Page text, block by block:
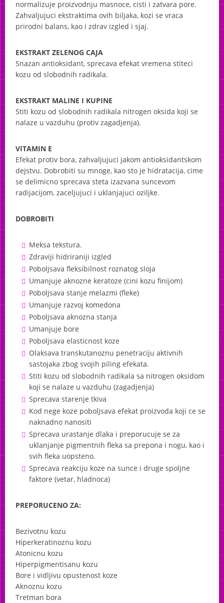
normalizuje proizvodnju masnoce, cisti i zatvara pore.
Zahvaljujuci ekstraktima ovih biljaka, kozi se vraca
prirodni balans, kao i zdrav izgled i sjaj.
EKSTRAKT ZELENOG CAJA
Snazan antioksidant, sprecava efekat vremena stiteci
kozu od slobodnih radikala.
EKSTRAKT MALINE I KUPINE
Stiti kozu od slobodnih radikala nitrogen oksida koji se
nalaze u vazduhu (protiv zagadjenja).
VITAMIN E
Efekat protiv bora, zahvaljujuci jakom antioksidantskom
dejstvu. Dobrobiti su mnoge, kao sto je hidratacija, cime
se delimicno sprecava steta izazvana suncevom
radijacijom, zaceljujuci i uklanjajuci oziljke.
DOBROBITI
Meksa tekstura.
Zdraviji hidriraniji izgled
Poboljsava fleksibilnost roznatog sloja
Umanjuje aknozne keratoze (cini kozu finijom)
Poboljsava stanje melazmi (fleke)
Umanjuje razvoj komedona
Poboljsava aknozna stanja
Umanjuje bore
Poboljsava elasticnost koze
Olaksava transkutanoznu penetraciju aktivnih
sastojaka zbog svojih piling efekata.
Stiti kozu od slobodnih radikala sa nitrogen oksidom
koji se nalaze u vazduhu (zagadjenja)
Sprecava starenje tkiva
Kod nege koze poboljsava efekat proizvoda koji ce se
naknadno nanositi
Sprecava urastanje dlaka i preporucuje se za
uklanjanje pigmentnih fleka sa prepona i nogu, kao i
svih fleka uopsteno.
Sprecava reakciju koze na sunce i druge spoljne
faktore (vetar, hladnoca)
PREPORUCENO ZA:
Bezivotnu kozu
Hiperkeratinoznu kozu
Atonicnu kozu
Hiperpigmentisanu kozu
Bore i vidljivu opustenost koze
Aknoznu kozu
Tretman bora